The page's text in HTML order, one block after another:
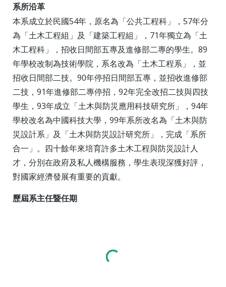
系所沿革
本系成立於民國54年，原名為「公共工程科」，57年分
為「土木工程組」及「建築工程組」，71年獨立為「土
木工程科」，招收日間部五專及進修部二專的學生。89
年學校改制為技術學院，系名改為「土木工程系」，並
招收日間部二技。90年停招日間部五專，並招收進修部
二技，91年進修部二專停招，92年完全改招二技與四技
學生，93年成立「土木與防災應用科技研究所」，94年
學校改名為中國科技大學，99年系所改名為「土木與防
災設計系」及「土木與防災設計研究所」，完成「系所
合一」。四十餘年來培育許多土木工程與防災設計人
才，分別在政府及私人機構服務，學生表現深獲好評，
對國家經濟發展有重要的貢獻。
歷屆系主任暨任期